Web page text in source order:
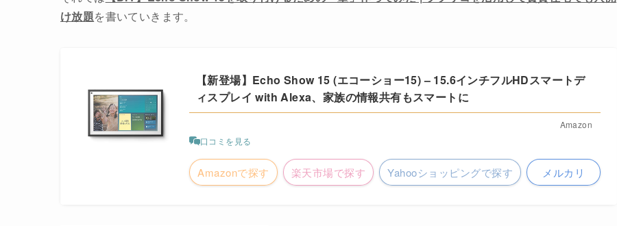
け放題を書いていきます。
【新登場】Echo Show 15 (エコーショー15) – 15.6インチフルHDスマートデ
ィスプレイ with Alexa、家族の情報共有もスマートに
Amazon
口コミを見る
Amazonで探す 楽天市場で探す Yahooショッピングで探す メルカリ